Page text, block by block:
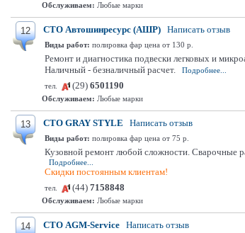
Обслуживаем: Любые марки
12 СТО Автошинресурс (АШР) Написать отзыв
Виды работ: полировка фар цена от 130 р.
Ремонт и диагностика подвески легковых и
Наличный - безналичный расчет.
Подробнее...
тел.
(29) 6501190
Обслуживаем: Любые марки
13 СТО GRAY STYLE Написать отзыв
Виды работ: полировка фар цена от 75 р.
Кузовной ремонт любой сложности. Сварочные
Подробнее...
Скидки постоянным клиентам!
тел. (44) 7158848
Обслуживаем: Любые марки
14 СТО AGM-Service Написать отзыв